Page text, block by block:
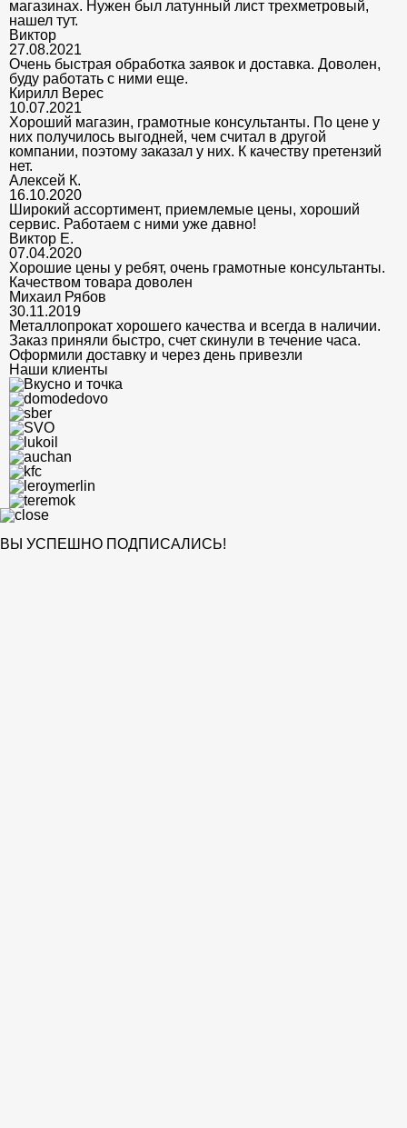
магазинах. Нужен был латунный лист трехметровый,
нашел тут.
Виктор
27.08.2021
Очень быстрая обработка заявок и доставка. Доволен,
буду работать с ними еще.
Кирилл Верес
10.07.2021
Хороший магазин, грамотные консультанты. По цене у
них получилось выгодней, чем считал в другой
компании, поэтому заказал у них. К качеству претензий
нет.
Алексей К.
16.10.2020
Широкий ассортимент, приемлемые цены, хороший
сервис. Работаем с ними уже давно!
Виктор Е.
07.04.2020
Хорошие цены у ребят, очень грамотные консультанты.
Качеством товара доволен
Михаил Рябов
30.11.2019
Металлопрокат хорошего качества и всегда в наличии.
Заказ приняли быстро, счет скинули в течение часа.
Оформили доставку и через день привезли
Наши клиенты
ВЫ УСПЕШНО ПОДПИСАЛИСЬ!